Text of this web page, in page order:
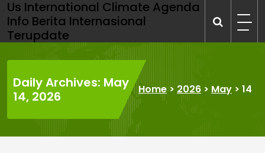
Skip
to
content
Us International Climate Agenda
Info Berita Internasional
Terupdate
Daily Archives: May
14, 2026
Home > 2026 > May > 14